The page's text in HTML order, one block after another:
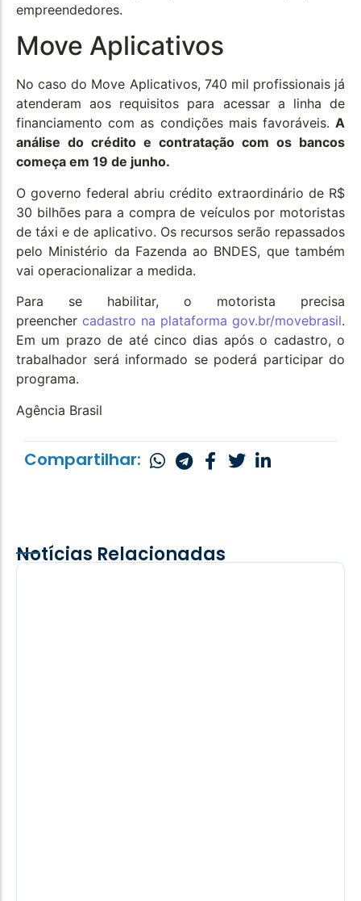
empreendedores.
Move Aplicativos
No caso do Move Aplicativos, 740 mil profissionais já
atenderam aos requisitos para acessar a linha de
financiamento com as condições mais favoráveis. A
análise do crédito e contratação com os bancos
começa em 19 de junho.
O governo federal abriu crédito extraordinário de R$
30 bilhões para a compra de veículos por motoristas
de táxi e de aplicativo. Os recursos serão repassados
pelo Ministério da Fazenda ao BNDES, que também
vai operacionalizar a medida.
Para se habilitar, o motorista precisa
preencher cadastro na plataforma gov.br/movebrasil.
Em um prazo de até cinco dias após o cadastro, o
trabalhador será informado se poderá participar do
programa.
Agência Brasil
Compartilhar:
Notícias Relacionadas